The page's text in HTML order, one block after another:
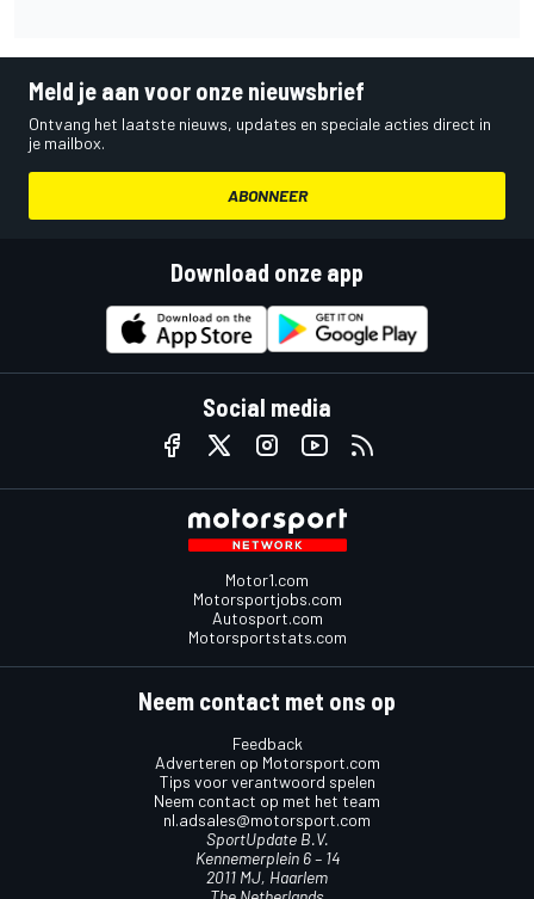
Meld je aan voor onze nieuwsbrief
Ontvang het laatste nieuws, updates en speciale acties direct in
je mailbox.
ABONNEER
Download onze app
Social media
Motor1.com
Motorsportjobs.com
Autosport.com
Motorsportstats.com
Neem contact met ons op
Feedback
Adverteren op Motorsport.com
Tips voor verantwoord spelen
Neem contact op met het team
nl.adsales@motorsport.com
SportUpdate B.V.
Kennemerplein 6 – 14
2011 MJ, Haarlem